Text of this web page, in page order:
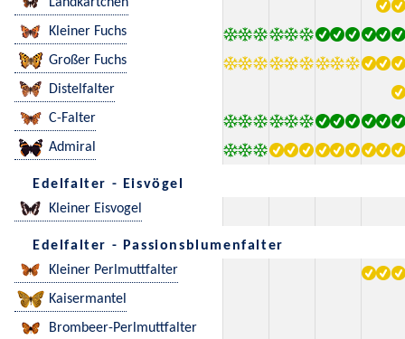
Kleiner Fuchs
Großer Fuchs
Distelfalter
C-Falter
Admiral
Edelfalter - Eisvögel
Kleiner Eisvogel
Edelfalter - Passionsblumenfalter
Kleiner Perlmuttfalter
Kaisermantel
Brombeer-Perlmuttfalter